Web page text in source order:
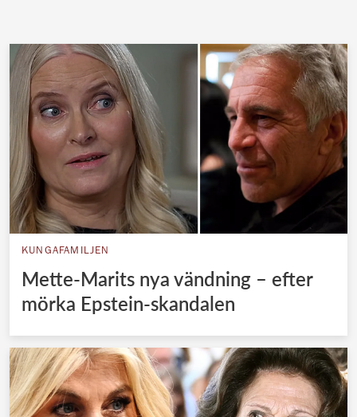
KUNGAFAMILJEN
Mette-Marits nya vändning – efter
mörka Epstein-skandalen